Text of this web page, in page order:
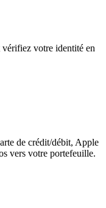
votre identité en
de crédit/débit, Apple
vers votre portefeuille.